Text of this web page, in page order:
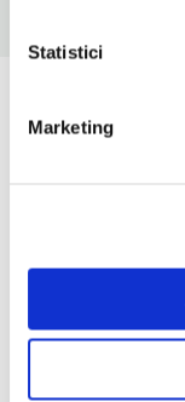
Statistici
Marketing